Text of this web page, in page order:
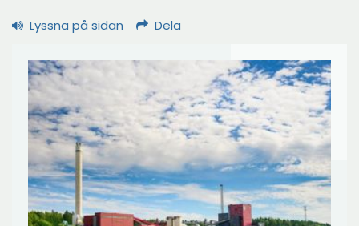
Lyssna på sidan Dela